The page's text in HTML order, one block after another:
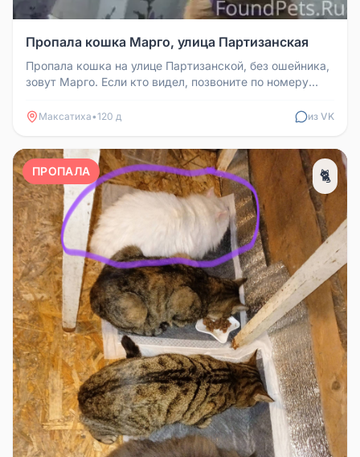
Пропала кошка Марго, улица Партизанская
Пропала кошка на улице Партизанской, без ошейника,
зовут Марго. Если кто видел, позвоните по номеру
Максатиха•120 д из VK
ПРОПАЛА 🐈